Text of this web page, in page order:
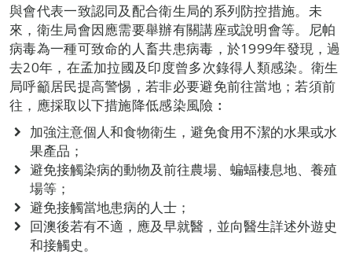
與會代表一致認同及配合衛生局的系列防控措施。未
來，衛生局會因應需要舉辦有關講座或說明會等。尼帕
病毒為一種可致命的人畜共患病毒，於1999年發現，過
去20年，在孟加拉國及印度曾多次錄得人類感染。衛生
局呼籲居民提高警惕，若非必要避免前往當地；若須前
往，應採取以下措施降低感染風險︰
加強注意個人和食物衛生，避免食用不潔的水果或水
果產品；
避免接觸染病的動物及前往農場、蝙蝠棲息地、養殖
場等；
避免接觸當地患病的人士；
回澳後若有不適，應及早就醫，並向醫生詳述外遊史
和接觸史。